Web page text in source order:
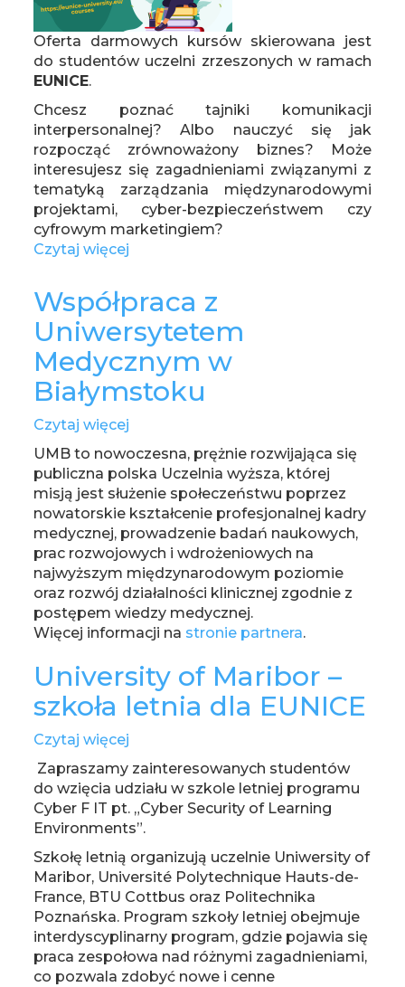
Oferta darmowych kursów skierowana jest
do studentów uczelni zrzeszonych w ramach
EUNICE.
Chcesz poznać tajniki komunikacji
interpersonalnej? Albo nauczyć się jak
rozpocząć zrównoważony biznes? Może
interesujesz się zagadnieniami związanymi z
tematyką zarządzania międzynarodowymi
projektami, cyber-bezpieczeństwem czy
cyfrowym marketingiem?
Czytaj więcej
darmowe
kursy
ramach
EUNICE
Współpraca z
Uniwersytetem
Medycznym w
Białymstoku
Czytaj więcej
z
Uniwersytetem
Medycznym
Białymstoku
UMB to nowoczesna, prężnie rozwijająca się
publiczna polska Uczelnia wyższa, której
misją jest służenie społeczeństwu poprzez
nowatorskie kształcenie profesjonalnej kadry
medycznej, prowadzenie badań naukowych,
prac rozwojowych i wdrożeniowych na
najwyższym międzynarodowym poziomie
oraz rozwój działalności klinicznej zgodnie z
postępem wiedzy medycznej.
Więcej informacji na stronie partnera.
University of Maribor –
szkoła letnia dla EUNICE
Czytaj więcej
University
of
Maribor
–
letnia
dla
EUNICE
Zapraszamy zainteresowanych studentów
do wzięcia udziału w szkole letniej programu
Cyber F IT pt. „Cyber Security of Learning
Environments”.
Szkołę letnią organizują uczelnie Uniwersity of
Maribor, Université Polytechnique Hauts-de-
France, BTU Cottbus oraz Politechnika
Poznańska. Program szkoły letniej obejmuje
interdyscyplinarny program, gdzie pojawia się
praca zespołowa nad różnymi zagadnieniami,
co pozwala zdobyć nowe i cenne